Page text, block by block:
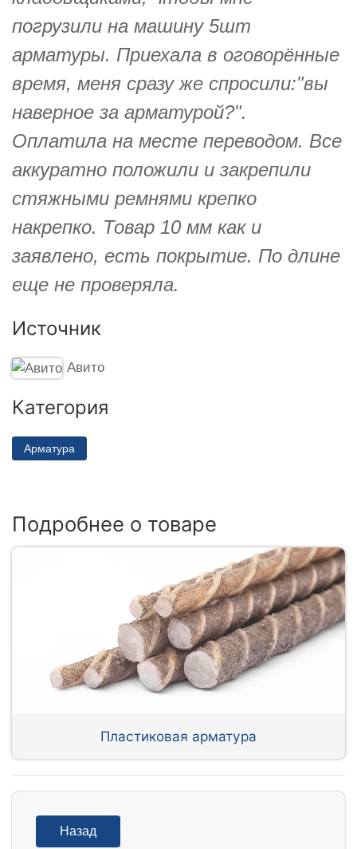
погрузили на машину 5шт
арматуры. Приехала в оговорённые
время, меня сразу же спросили:"вы
наверное за арматурой?".
Оплатила на месте переводом. Все
аккуратно положили и закрепили
стяжными ремнями крепко
накрепко. Товар 10 мм как и
заявлено, есть покрытие. По длине
еще не проверяла.
Источник
Авито
Категория
Арматура
Подробнее о товаре
Пластиковая арматура
Назад